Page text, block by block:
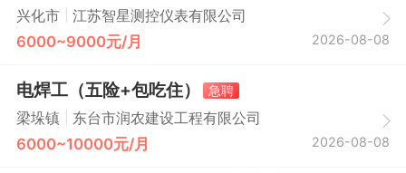
兴化市 江苏智星测控仪表有限公司
6000~9000元/月 2026-08-08
电焊工（五险+包吃住）
急聘
梁垛镇
东台市润农建设工程有限公司
6000~10000元/月 2026-08-08